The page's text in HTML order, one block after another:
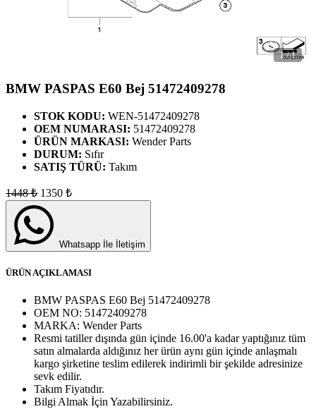
1/1
BMW PASPAS E60 Bej 51472409278
STOK KODU: WEN-51472409278
OEM NUMARASI: 51472409278
ÜRÜN MARKASI: Wender Parts
DURUM: Sıfır
SATIŞ TÜRÜ: Takım
1448₺ 1350 ₺
Whatsapp İle İletişim
ÜRÜN AÇIKLAMASI
BMW PASPAS E60 Bej 51472409278
OEM NO: 51472409278
MARKA: Wender Parts
Resmi tatiller dışında gün içinde 16.00'a kadar yaptığınız tüm
satın almalarda aldığınız her ürün aynı gün içinde anlaşmalı
kargo şirketine teslim edilerek indirimli bir şekilde adresinize
sevk edilir.
Takım Fiyatıdır.
Bilgi Almak İçin Yazabilirsiniz.